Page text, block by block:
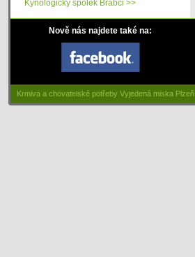
Kynologický spolek Brabci >>
Nově nás najdete také na:
Krmiva a chovatelské potřeby Vyjedená miska Plzeň